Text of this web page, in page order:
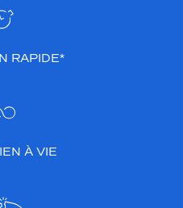
RAPIDE*
À VIE